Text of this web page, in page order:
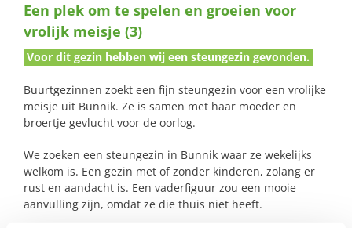
naar:
Een plek om te spelen en groeien voor
vrolijk meisje (3)
Voor dit gezin hebben wij een steungezin gevonden.
Buurtgezinnen zoekt een fijn steungezin voor een vrolijke
meisje uit Bunnik. Ze is samen met haar moeder en
broertje gevlucht voor de oorlog.
We zoeken een steungezin in Bunnik waar ze wekelijks
welkom is. Een gezin met of zonder kinderen, zolang er
rust en aandacht is. Een vaderfiguur zou een mooie
aanvulling zijn, omdat ze die thuis niet heeft.